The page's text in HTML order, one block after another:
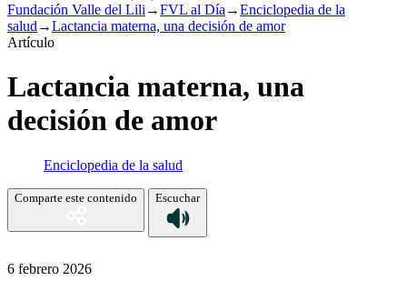
Fundación Valle del Lili →FVL al Día →Enciclopedia de la
salud →Lactancia materna, una decisión de amor
Artículo
Lactancia materna, una
decisión de amor
Enciclopedia de la salud
Comparte este contenido Escuchar
6 febrero 2026